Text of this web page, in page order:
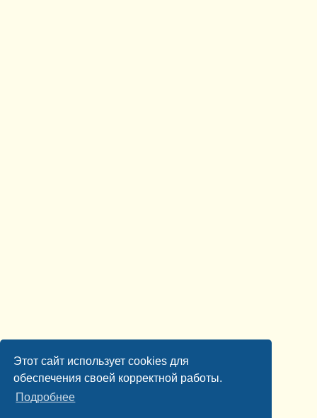
Этот сайт использует cookies для
обеспечения своей корректной работы.
Подробнее